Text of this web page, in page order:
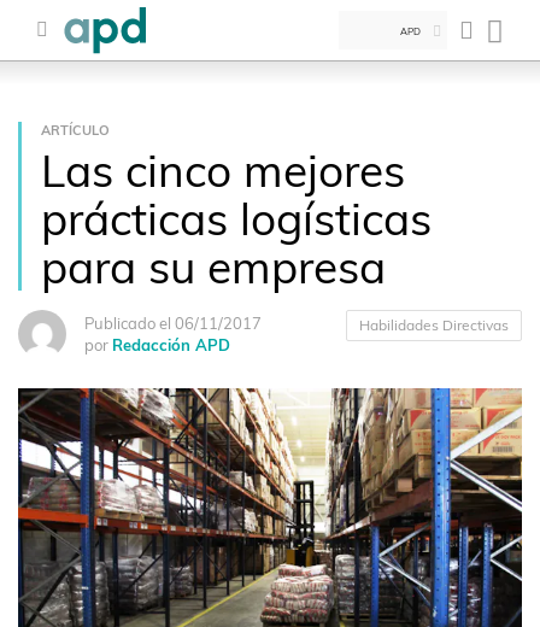
APD
ARTÍCULO
Las cinco mejores
prácticas logísticas
para su empresa
Publicado el 06/11/2017
por Redacción APD
Habilidades Directivas